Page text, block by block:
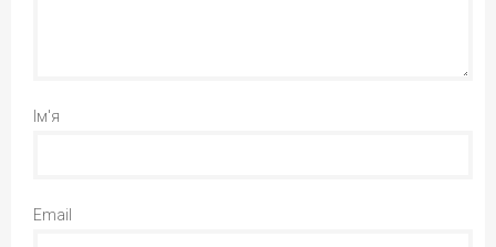
Ім'я
Email